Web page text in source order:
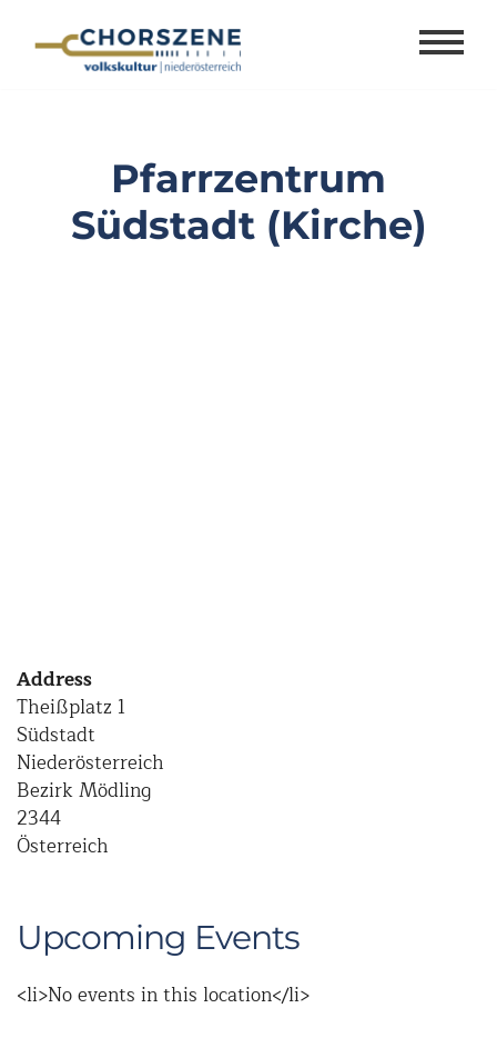
Pfarrzentrum
Südstadt (Kirche)
Address
Theißplatz 1
Südstadt
Niederösterreich
Bezirk Mödling
2344
Österreich
Upcoming Events
<li>No events in this location</li>